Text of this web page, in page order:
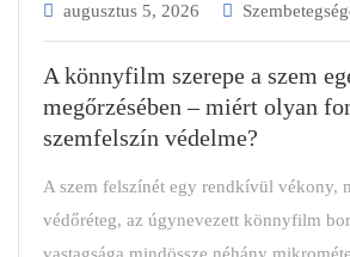
augusztus 5, 2026
A könnyfilm szerepe a szem
megőrzésében – miért olyan
szemfelszín védelme?
A szem felszínét egy rendkívül vékony,
védőréteg, az úgynevezett könnyfilm